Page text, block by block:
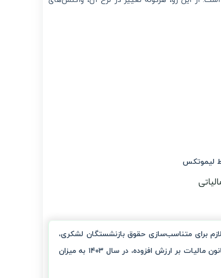
لیموتکس
تأمین منابع لازم برای متناسب‌سازی حقوق بازنشستگان لشکری،
کشوری و صندوق فولاد، نرخ مالیات بر ارزش افزوده موضوع ماده (۷) قانون مالیات بر ارزش افزوده، در سال ۱۴۰۳ به میزان